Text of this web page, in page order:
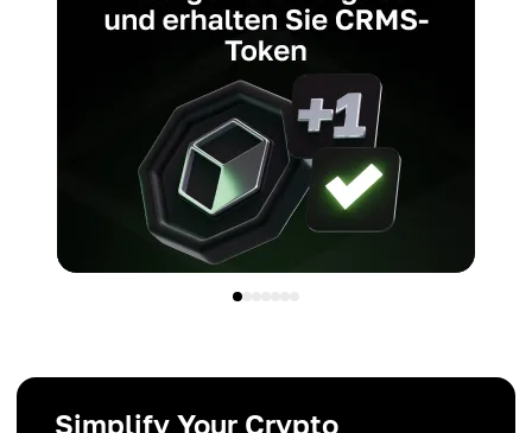
Simplify Your Crypto